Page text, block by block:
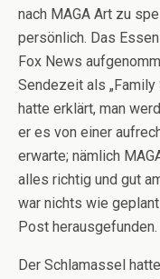
nach MAGA Art zu
persönlich. Das
Fox News
Sendezeit als
hatte erklärt, man
er es von einer
erwarte; nämlich
alles richtig und gut
war nichts wie
Post herausgefunden.
Der Schlamassel